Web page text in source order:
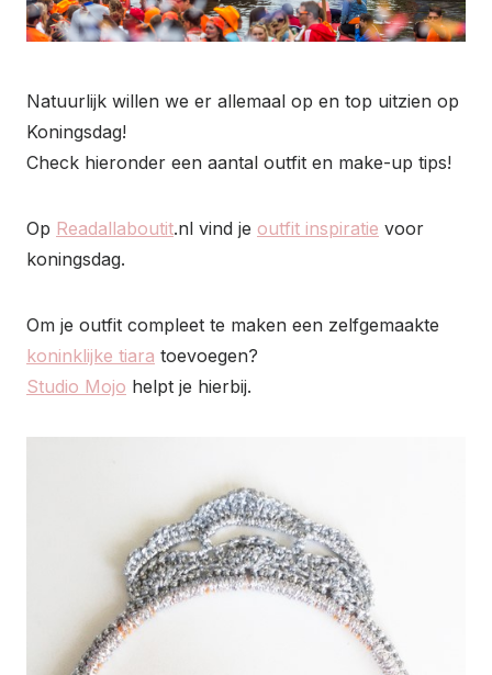
Natuurlijk willen we er allemaal op en top uitzien op
Koningsdag!
Check hieronder een aantal outfit en make-up tips!
Op Readallaboutit.nl vind je outfit inspiratie voor
koningsdag.
Om je outfit compleet te maken een zelfgemaakte
koninklijke tiara toevoegen?
Studio Mojo helpt je hierbij.